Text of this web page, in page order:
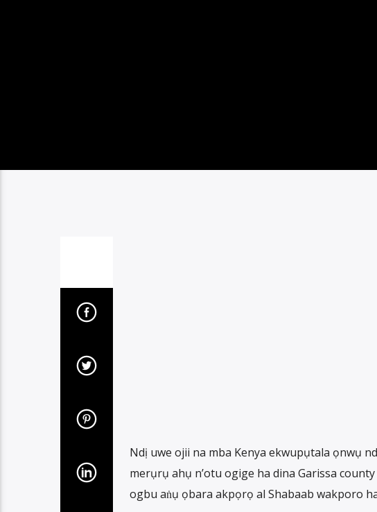
Ndị uwe ojii na mba Kenya ekwupụtala ọnwụ
merụrụ ahụ n’otu ogige ha dina Garissa
ogbu aṅụ ọbara akpọrọ al Shabaab wakporo